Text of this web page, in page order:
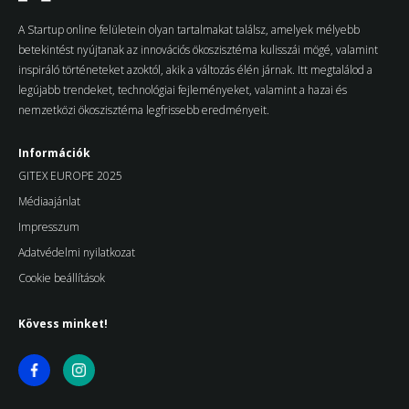
A Startup online felületein olyan tartalmakat találsz, amelyek mélyebb
betekintést nyújtanak az innovációs ökoszisztéma kulisszái mögé, valamint
inspiráló történeteket azoktól, akik a változás élén járnak. Itt megtalálod a
legújabb trendeket, technológiai fejleményeket, valamint a hazai és
nemzetközi ökoszisztéma legfrissebb eredményeit.
Információk
GITEX EUROPE 2025
Médiaajánlat
Impresszum
Adatvédelmi nyilatkozat
Cookie beállítások
Kövess minket!